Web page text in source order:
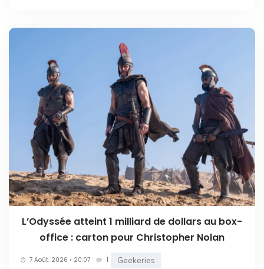
L’Odyssée atteint 1 milliard de dollars au box-
office : carton pour Christopher Nolan
7 Août. 2026 • 20:07 1 Geekeries